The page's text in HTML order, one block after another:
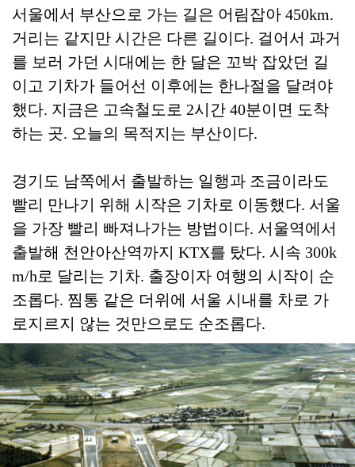
서울에서 부산으로 가는 길은 어림잡아 450km.
거리는 같지만 시간은 다른 길이다. 걸어서 과거
를 보러 가던 시대에는 한 달은 꼬박 잡았던 길
이고 기차가 들어선 이후에는 한나절을 달려야
했다. 지금은 고속철도로 2시간 40분이면 도착
하는 곳. 오늘의 목적지는 부산이다.
경기도 남쪽에서 출발하는 일행과 조금이라도
빨리 만나기 위해 시작은 기차로 이동했다. 서울
을 가장 빨리 빠져나가는 방법이다. 서울역에서
출발해 천안아산역까지 KTX를 탔다. 시속 300k
m/h로 달리는 기차. 출장이자 여행의 시작이 순
조롭다. 찜통 같은 더위에 서울 시내를 차로 가
로지르지 않는 것만으로도 순조롭다.